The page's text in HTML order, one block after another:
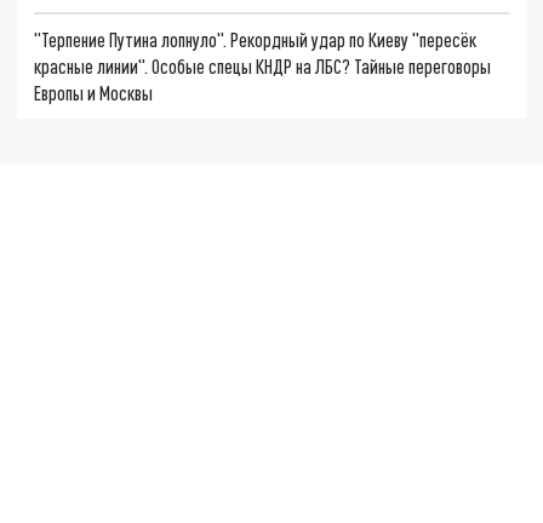
"Терпение Путина лопнуло". Рекордный удар по Киеву "пересёк
красные линии". Особые спецы КНДР на ЛБС? Тайные переговоры
Европы и Москвы